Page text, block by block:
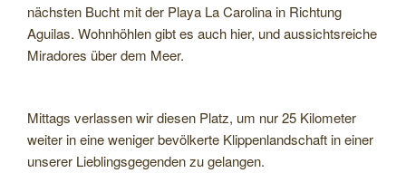
nächsten Bucht mit der Playa La Carolina in Richtung
Aguilas. Wohnhöhlen gibt es auch hier, und aussichtsreiche
Miradores über dem Meer.
Mittags verlassen wir diesen Platz, um nur 25 Kilometer
weiter in eine weniger bevölkerte Klippenlandschaft in einer
unserer Lieblingsgegenden zu gelangen.